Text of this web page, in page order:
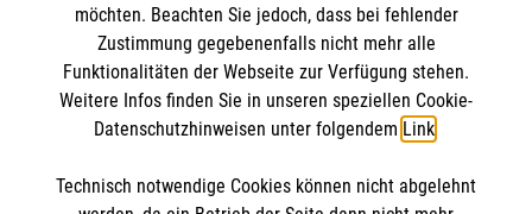
Kontakt
Medizinproduktesicherheit
Malteser in Deutschland
Malteserorden
Sharepoint
Spendenkonto
Pax-Bank für Kirche und Caritas eG
möchten. Beachten Sie jedoch, dass bei fehlender
Zustimmung gegebenenfalls nicht mehr alle
Funktionalitäten der Webseite zur Verfügung stehen.
Weitere Infos finden Sie in unseren speziellen Cookie-
Datenschutzhinweisen unter folgendem Link.
Technisch notwendige Cookies können nicht abgelehnt